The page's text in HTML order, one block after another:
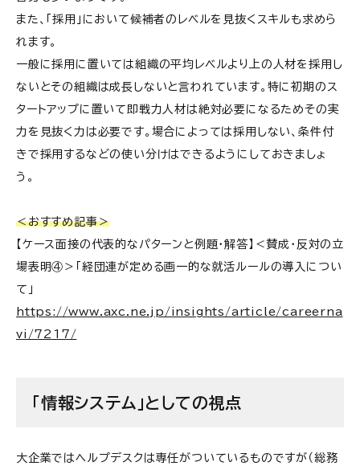
また、「採用」において候補者のレベルを見抜くスキルも求めら
れます。
一般に採用に置いては組織の平均レベルより上の人材を採用し
ないとその組織は成長しないと言われています。 特に初期のス
タートアップに置いて即戦力人材は絶対必要になるためその実
力を見抜く力は必要です。場合によっては採用しない、条件付
きで採用するなどの使い分けはできるようにしておきましょ
う。
＜おすすめ記事＞
【ケース面接の代表的なパターンと例題・解答】＜賛成・反対の立
場表明④＞「経団連が定める画一的な就活ルールの導入につい
て」
https://www.axc.ne.jp/insights/article/careerna
vi/7217/
「情報システム」としての視点
大企業ではヘルプデスクは専任がついているものですが（総務